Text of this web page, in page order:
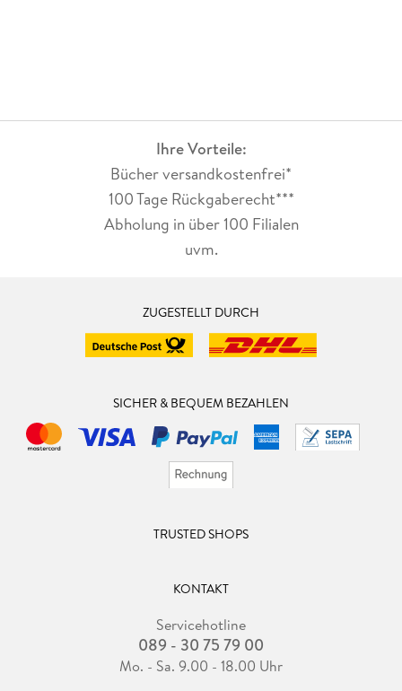
Ihre Vorteile:
Bücher versandkostenfrei*
100 Tage Rückgaberecht***
Abholung in über 100 Filialen
uvm.
ZUGESTELLT DURCH
SICHER & BEQUEM BEZAHLEN
TRUSTED SHOPS
KONTAKT
Servicehotline
089 - 30 75 79 00
Mo. - Sa. 9.00 - 18.00 Uhr